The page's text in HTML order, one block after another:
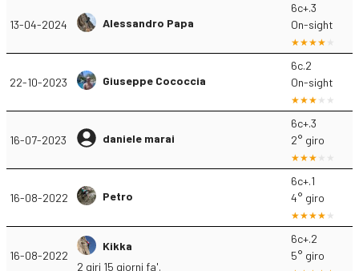
13-04-2024 Alessandro Papa
6c+.3
On-sight
22-10-2023 Giuseppe Cococcia
6c.2
On-sight
16-07-2023 daniele marai
6c+.3
2° giro
16-08-2022 Petro
6c+.1
4° giro
16-08-2022
Kikka
2 giri 15 giorni fa'.
6c+.2
5° giro